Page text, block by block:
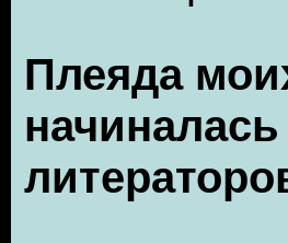
Плеяда